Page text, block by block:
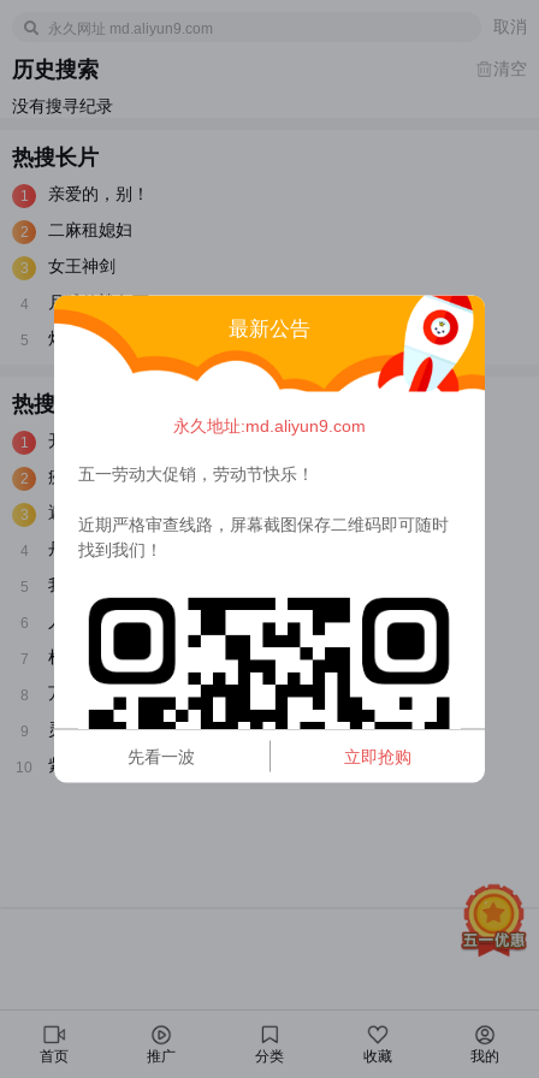
取消
历史搜索
清空
没有搜寻纪录
热搜长片
1 亲爱的，别！
2 二麻租媳妇
3 女王神剑
4 月球的鲨鱼面
5 烛阴古城
热搜短片
1 开局地摊卖大力
2 疾风劲射
3 遮天动画版
4 丹道至尊
5 我的师兄太强了
6 人妻的嘴唇尝起来有罐装沙瓦的味道
7 杜鹃的婚约第二季
8 万界独尊
9 灵剑尊
10 紫川第二季
首页 推广 分类 收藏 我的
最新公告
永久地址:md.aliyun9.com
五一劳动大促销，劳动节快乐！
近期严格审查线路，屏幕截图保存二维码即可随时
找到我们！
先看一波 立即抢购